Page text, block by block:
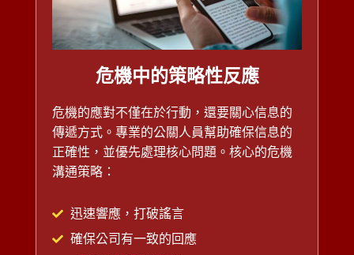
危機中的策略性反應
危機的應對不僅在於行動，還要關心信息的
傳遞方式。專業的公關人員幫助確保信息的
正確性，並優先處理核心問題。核心的危機
溝通策略：
迅速響應，打破謠言
確保公司有一致的回應